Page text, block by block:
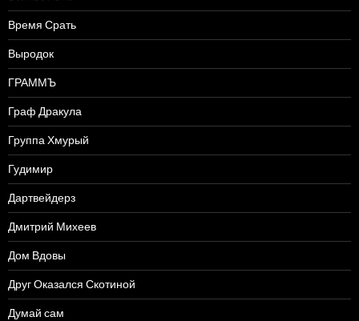
Время Срать
Выродок
ГРАММЪ
Граф Дракула
Группа Хмурый
Гудимир
Дартвейдерз
Дмитрий Михеев
Дом Вдовы
Друг Оказался Скотиной
Думай сам